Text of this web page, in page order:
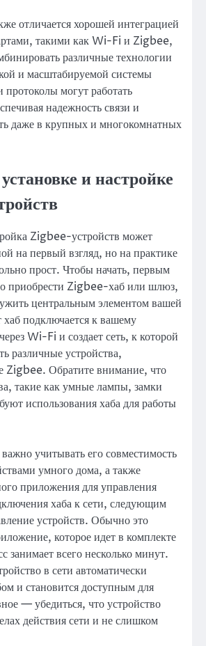
отличается хорошей интеграцией
такими как Wi-Fi и Zigbee,
различные технологии
и масштабируемой системы
могут работать
надежность связи и
даже в крупных и многокомнатных
и настройке
Zigbee-устройств может
на первый взгляд, но на практике
прост. Чтобы начать, первым
приобрести Zigbee-хаб или шлюз,
центральным элементом вашей
подключается к вашему
Wi-Fi и создает сеть, к которой
различные устройства,
Zigbee. Обратите внимание, что
такие как умные лампы, замки
использования хаба для работы
учитывать его совместимость
умного дома, а также
приложения для управления
хаба к сети, следующим
устройств. Обычно это
которое идет в комплекте
занимает всего несколько минут.
в сети автоматически
и становится доступным для
— убедиться, что устройство
действия сети и не слишком